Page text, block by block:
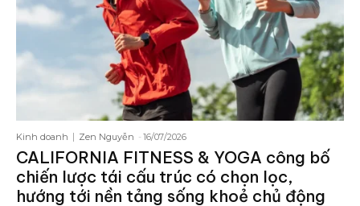
Kinh doanh Zen Nguyễn - 16/07/2026
CALIFORNIA FITNESS & YOGA công bố
chiến lược tái cấu trúc có chọn lọc,
hướng tới nền tảng sống khoẻ chủ động